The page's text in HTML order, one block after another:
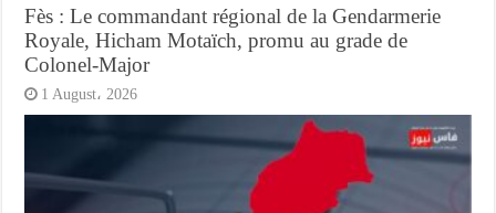
Fès : Le commandant régional de la Gendarmerie
Royale, Hicham Motaïch, promu au grade de
Colonel-Major
1 August، 2026